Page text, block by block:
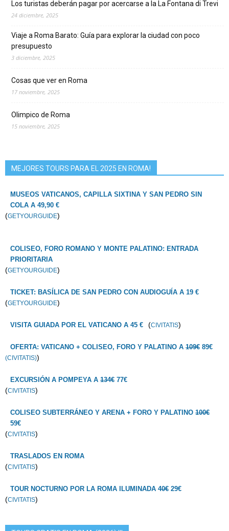
Los turistas deberán pagar por acercarse a la La Fontana di Trevi
24 diciembre, 2025
Viaje a Roma Barato: Guía para explorar la ciudad con poco
presupuesto
3 diciembre, 2025
Cosas que ver en Roma
17 noviembre, 2025
Olimpico de Roma
15 noviembre, 2025
MEJORES TOURS PARA EL 2025 EN ROMA!
MUSEOS VATICANOS, CAPILLA SIXTINA Y SAN PEDRO SIN
COLA A 49,90 €
(GETYOURGUIDE)
COLISEO, FORO ROMANO Y MONTE PALATINO: ENTRADA
PRIORITARIA
(GETYOURGUIDE)
TICKET: BASÍLICA DE SAN PEDRO CON AUDIOGUÍA A 19 €
(GETYOURGUIDE)
VISITA GUIADA POR EL VATICANO A 45 € (CIVITATIS)
OFERTA: VATICANO + COLISEO, FORO Y PALATINO A 109€ 89€
(CIVITATIS))
EXCURSIÓN A POMPEYA A 134€ 77€
(CIVITATIS)
COLISEO SUBTERRÁNEO Y ARENA + FORO Y PALATINO 100€
59€
(CIVITATIS)
TRASLADOS EN ROMA
(CIVITATIS)
TOUR NOCTURNO POR LA ROMA ILUMINADA 40€ 29€
(CIVITATIS)